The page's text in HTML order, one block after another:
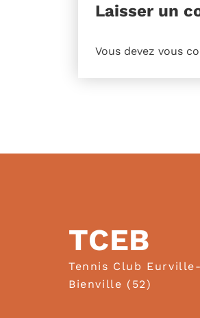
Laisser un
Vous devez vous
TCEB
Tennis Club Eurville-
Bienville (52)